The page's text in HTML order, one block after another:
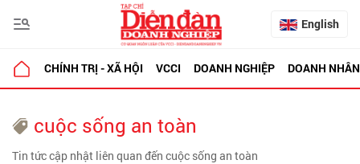
English
CHÍNH TRỊ - XÃ HỘI VCCI DOANH NGHIỆP DOANH NHÂN
cuộc sống an toàn
Tin tức cập nhật liên quan đến cuộc sống an toàn